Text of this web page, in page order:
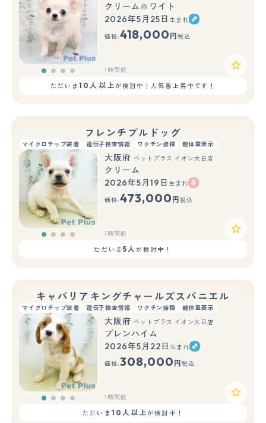
クリームホワイト
2026年5月25日 生まれ
価格:418,000 円 税込
1時間前
ただいま10人以上が検討中！人気急上昇中です！
フレンチブルドッグ
マイクロチップ装着 遺伝子検査情報 ワクチン接種 親体重表示
大阪府 ペットプラス イオン大日店
クリーム
2026年5月19日 生まれ
価格:473,000 円 税込
1時間前
ただいま 5人が検討中！
キャバリアキングチャールズスパニエル
マイクロチップ装着 遺伝子検査情報 ワクチン接種 親体重表示
大阪府 ペットプラス イオン大日店
ブレンハイム
2026年5月22日 生まれ
価格:308,000 円 税込
1時間前
ただいま 10人以上が検討中！